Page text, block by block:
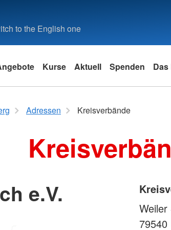
to the English one
Ehrenamt
Jugendrotkreuz
Bergwacht
Kurse
Bildungs-
für
Sonderprogramme
Erste Hilfe Online
Aktuell Spenden
Stellenbörse
Adressen Kreisverbände
e.V.
79540